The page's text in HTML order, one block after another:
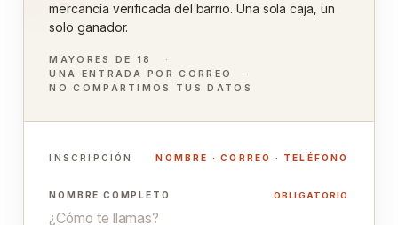
mercancía verificada del barrio. Una sola caja, un
solo ganador.
MAYORES DE 18
UNA ENTRADA POR CORREO
NO COMPARTIMOS TUS DATOS
INSCRIPCIÓN NOMBRE · CORREO · TELÉFONO
NOMBRE COMPLETO OBLIGATORIO